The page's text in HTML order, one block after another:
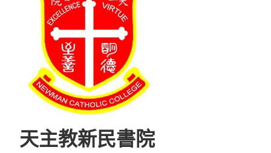
天主教新民書院